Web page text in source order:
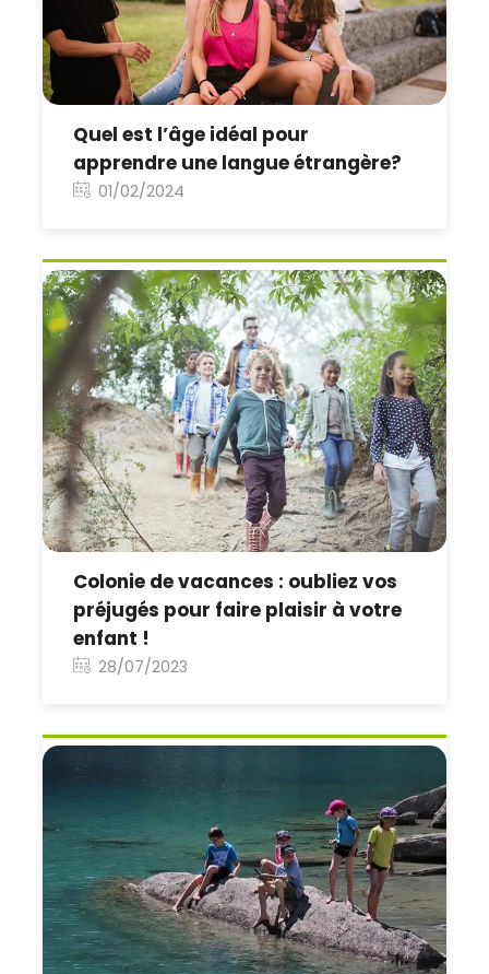
Quel est l’âge idéal pour
apprendre une langue étrangère?
01/02/2024
Colonie de vacances : oubliez vos
préjugés pour faire plaisir à votre
enfant !
28/07/2023